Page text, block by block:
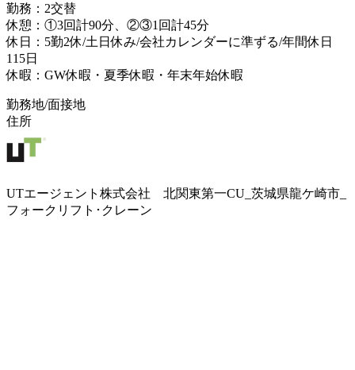
勤務：2交替
休憩：①3回計90分、②③1回計45分
休日：5勤2休/土日休み/会社カレンダーに準ずる/年間休日
115日
休暇：GW休暇・夏季休暇・年末年始休暇
勤務地/面接地
住所
UTエージェント株式会社 北関東第一CU_茨城県龍ケ崎市_
フォークリフト･クレーン